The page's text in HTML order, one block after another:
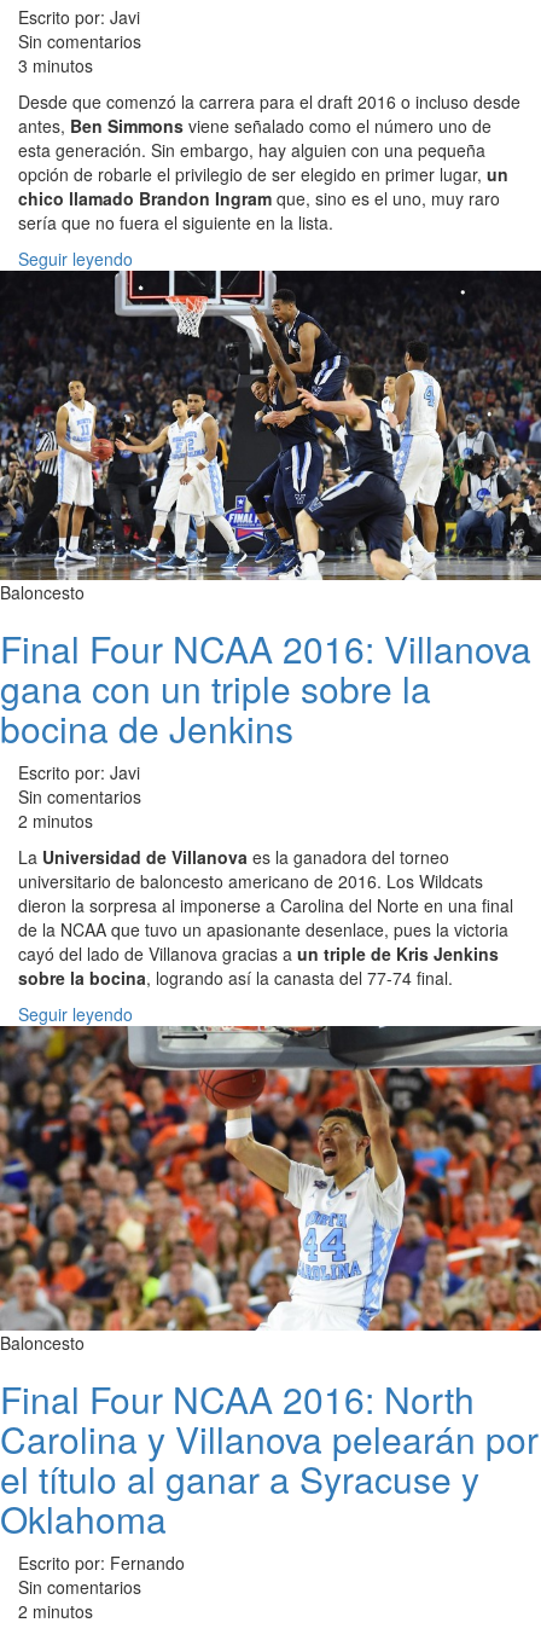
Escrito por: Javi
Sin comentarios
3 minutos
Desde que comenzó la carrera para el draft 2016 o incluso desde
antes, Ben Simmons viene señalado como el número uno de
esta generación. Sin embargo, hay alguien con una pequeña
opción de robarle el privilegio de ser elegido en primer lugar, un
chico llamado Brandon Ingram que, sino es el uno, muy raro
sería que no fuera el siguiente en la lista.
Seguir leyendo
Baloncesto
Final Four NCAA 2016: Villanova
gana con un triple sobre la
bocina de Jenkins
Escrito por: Javi
Sin comentarios
2 minutos
La Universidad de Villanova es la ganadora del torneo
universitario de baloncesto americano de 2016. Los Wildcats
dieron la sorpresa al imponerse a Carolina del Norte en una final
de la NCAA que tuvo un apasionante desenlace, pues la victoria
cayó del lado de Villanova gracias a un triple de Kris Jenkins
sobre la bocina, logrando así la canasta del 77-74 final.
Seguir leyendo
Baloncesto
Final Four NCAA 2016: North
Carolina y Villanova pelearán por
el título al ganar a Syracuse y
Oklahoma
Escrito por: Fernando
Sin comentarios
2 minutos